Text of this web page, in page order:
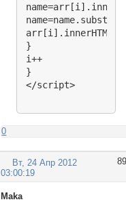
}
i++
}
</script>
0
89
Вт, 24 Апр 2012
03:00:19
Maka